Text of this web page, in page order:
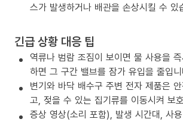
스가 발생하거나 배관을 손상시킬 수 있
긴급 상황 대응 팁
역류나 범람 조짐이 보이면 물 사용을
하면 그 구간 밸브를 잠가 유입을 줄입
변기와 바닥 배수구 주변 전자 제품은
고, 젖을 수 있는 집기류를 이동시켜 보
증상 영상(소리 포함), 발생 시간대, 사